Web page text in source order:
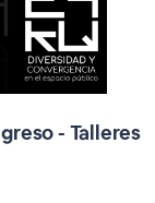
- Talleres